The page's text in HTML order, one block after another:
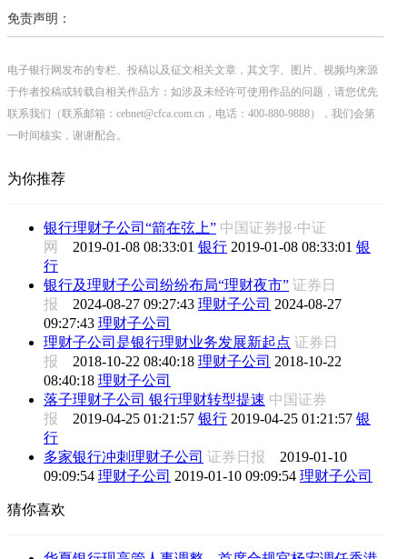
免责声明：
电子银行网发布的专栏、投稿以及征文相关文章，其文字、图片、视频均来源
于作者投稿或转载自相关作品方；如涉及未经许可使用作品的问题，请您优先
联系我们（联系邮箱：cebnet@cfca.com.cn，电话：400-880-9888），我们会第
一时间核实，谢谢配合。
为你推荐
银行理财子公司“箭在弦上” 中国证券报·中证
网 2019-01-08 08:33:01 银行 2019-01-08 08:33:01 银
行
银行及理财子公司纷纷布局“理财夜市” 证券日
报 2024-08-27 09:27:43 理财子公司 2024-08-27
09:27:43 理财子公司
理财子公司是银行理财业务发展新起点 证券日
报 2018-10-22 08:40:18 理财子公司 2018-10-22
08:40:18 理财子公司
落子理财子公司 银行理财转型提速 中国证券
报 2019-04-25 01:21:57 银行 2019-04-25 01:21:57 银
行
多家银行冲刺理财子公司 证券日报 2019-01-10
09:09:54 理财子公司 2019-01-10 09:09:54 理财子公司
猜你喜欢